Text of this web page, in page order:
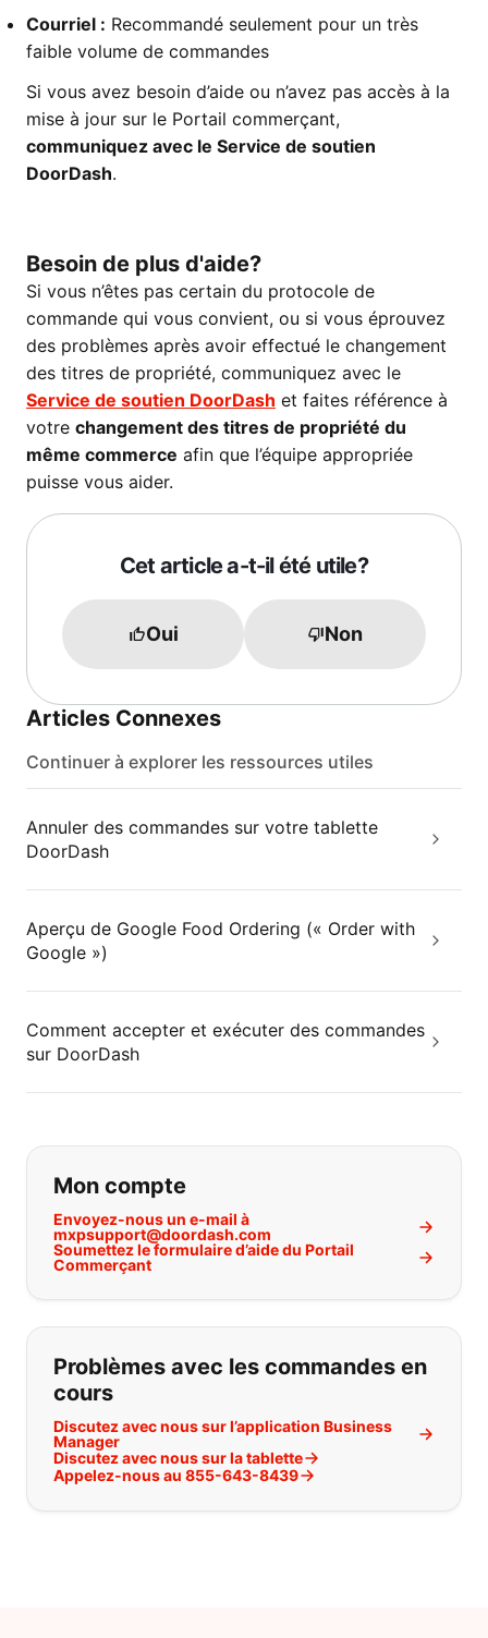
Courriel : Recommandé seulement pour un très
faible volume de commandes
Si vous avez besoin d’aide ou n’avez pas accès à la
mise à jour sur le Portail commerçant,
communiquez avec le Service de soutien
DoorDash.
Besoin de plus d'aide?
Si vous n’êtes pas certain du protocole de
commande qui vous convient, ou si vous éprouvez
des problèmes après avoir effectué le changement
des titres de propriété, communiquez avec le
Service de soutien DoorDash et faites référence à
votre changement des titres de propriété du
même commerce afin que l’équipe appropriée
puisse vous aider.
Cet article a-t-il été utile?
Oui Non
Articles Connexes
Continuer à explorer les ressources utiles
Annuler des commandes sur votre tablette
DoorDash
Aperçu de Google Food Ordering (« Order with
Google »)
Comment accepter et exécuter des commandes
sur DoorDash
Si vous ne trouvez pas ce que vous
Mon compte
Envoyez-nous un e-mail à
mxpsupport@doordash.com
Soumettez le formulaire d’aide du Portail
Commerçant
Problèmes avec les commandes en
cours
Discutez avec nous sur l’application Business
Manager
Discutez avec nous sur la tablette
Appelez-nous au 855-643-8439